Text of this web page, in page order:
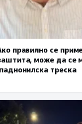
правилно се
може да се
треска